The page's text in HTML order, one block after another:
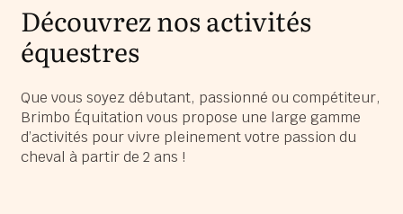
Découvrez nos activités
équestres
Que vous soyez débutant, passionné ou compétiteur,
Brimbo Équitation vous propose une large gamme
d’activités pour vivre pleinement votre passion du
cheval à partir de 2 ans !